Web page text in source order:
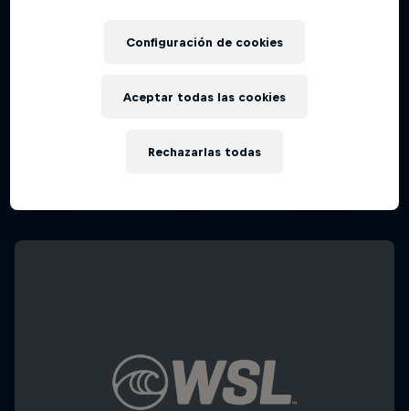
Configuración de cookies
Rechazarlas todas
Aceptar todas las cookies